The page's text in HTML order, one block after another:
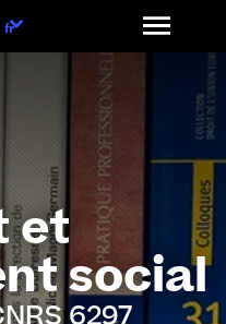
et
social
6297
Choix
fr